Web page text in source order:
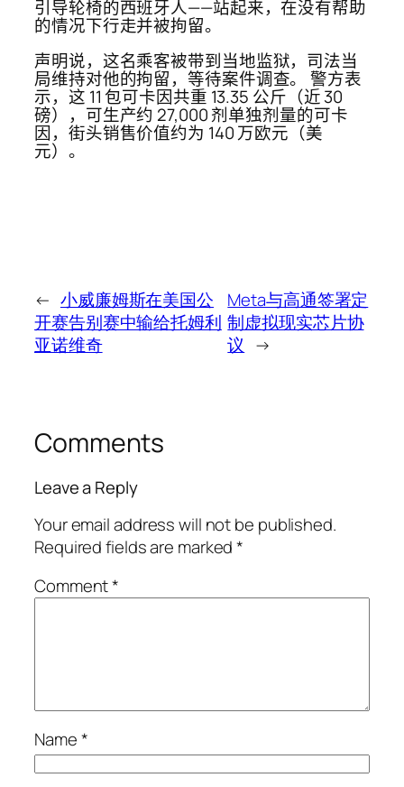
引导轮椅的西班牙人——站起来，在没有帮助
的情况下行走并被拘留。
声明说，这名乘客被带到当地监狱，司法当
局维持对他的拘留，等待案件调查。 警方表
示，这 11 包可卡因共重 13.35 公斤（近 30
磅），可生产约 27,000 剂单独剂量的可卡
因，街头销售价值约为 140 万欧元（美
元）。
← 小威廉姆斯在美国公
开赛告别赛中输给托姆利
亚诺维奇
Meta与高通签署定
制虚拟现实芯片协
议 →
Comments
Leave a Reply
Your email address will not be published.
Required fields are marked*
Comment*
Name*